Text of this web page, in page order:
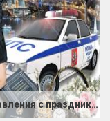
Поздравления с праздником ГАИ (ГИБДД)